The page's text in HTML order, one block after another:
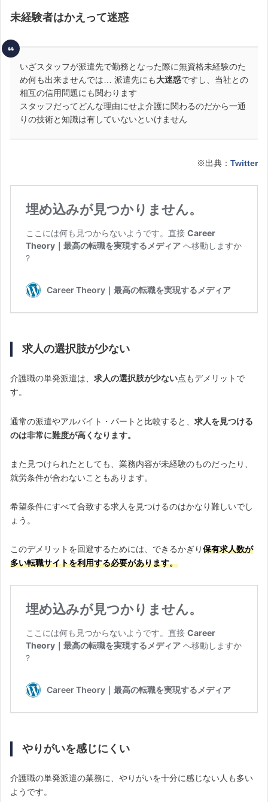
未経験者はかえって迷惑
いざスタッフが派遣先で勤務となった際に無資格未経験のた
め何も出来ませんでは… 派遣先にも大迷惑ですし、当社との
相互の信用問題にも関わります
スタッフだってどんな理由にせよ介護に関わるのだから一通
りの技術と知識は有していないといけません
※出典： Twitter
求人の選択肢が少ない
介護職の単発派遣は、 求人の選択肢が少ない点もデメリットで
す。
通常の派遣やアルバイト・パートと比較すると、 求人を見つける
のは非常に難度が高くなります。
また見つけられたとしても、業務内容が未経験のものだったり、
就労条件が合わないこともあります。
希望条件にすべて合致する求人を見つけるのはかなり難しいでし
ょう。
このデメリットを回避するためには、できるかぎり保有求人数が
多い転職サイトを利用する必要があります。
やりがいを感じにくい
介護職の単発派遣の業務に、やりがいを十分に感じない人も多い
ようです。